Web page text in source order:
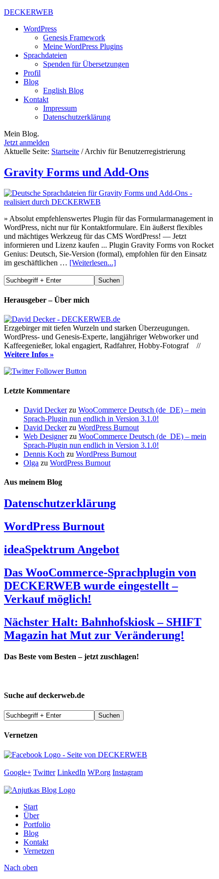
DECKERWEB
WordPress
Genesis Framework
Meine WordPress Plugins
Sprachdateien
Spenden für Übersetzungen
Profil
Blog
English Blog
Kontakt
Impressum
Datenschutzerklärung
Mein Blog.
Jetzt anmelden
Aktuelle Seite: Startseite /Archiv für Benutzerregistrierung
Gravity Forms und Add-Ons
» Absolut empfehlenswertes Plugin für das Formularmanagement in
WordPress, nicht nur für Kontaktformulare. Ein äußerst flexibles
und mächtiges Werkzeug für das CMS WordPress! — Jetzt
informieren und Lizenz kaufen ... Plugin Gravity Forms von Rocket
Genius: Deutsch, Sie-Version (formal), empfohlen für den Einsatz
im geschäftlichen … [Weiterlesen...]
Herausgeber – Über mich
Erzgebirger mit tiefen Wurzeln und starken Überzeugungen.
WordPress- und Genesis-Experte, langjähriger Webworker und
Kaffeegenießer, lokal engagiert, Radfahrer, Hobby-Fotograf //
Weitere Infos »
Letzte Kommentare
David Deckerzu WooCommerce Deutsch (de_DE) – mein
Sprach-Plugin nun endlich in Version 3.1.0!
David Deckerzu WordPress Burnout
Web Designerzu WooCommerce Deutsch (de_DE) – mein
Sprach-Plugin nun endlich in Version 3.1.0!
Dennis Koch zu WordPress Burnout
Olga zu WordPress Burnout
Aus meinem Blog
Datenschutzerklärung
WordPress Burnout
ideaSpektrum Angebot
Das WooCommerce-Sprachplugin von
DECKERWEB wurde eingestellt –
Verkauf möglich!
Nächster Halt: Bahnhofskiosk – SHIFT
Magazin hat Mut zur Veränderung!
Das Beste vom Besten – jetzt zuschlagen!
Suche auf deckerweb.de
Vernetzen
Google+ Twitter LinkedIn WP.org Instagram
Start
Über
Portfolio
Blog
Kontakt
Vernetzen
Nach oben